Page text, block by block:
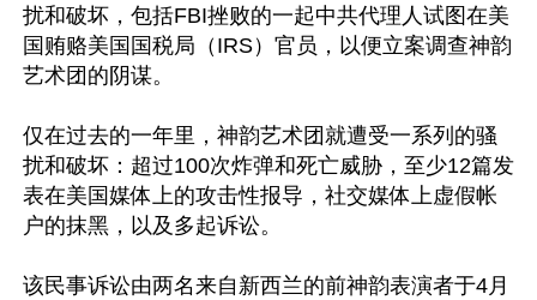
扰和破坏，包括FBI挫败的一起中共代理人试图在美
国贿赂美国国税局（IRS）官员，以便立案调查神韵
艺术团的阴谋。
仅在过去的一年里，神韵艺术团就遭受一系列的骚
扰和破坏：超过100次炸弹和死亡威胁，至少12篇发
表在美国媒体上的攻击性报导，社交媒体上虚假帐
户的抹黑，以及多起诉讼。
该民事诉讼由两名来自新西兰的前神韵表演者于4月